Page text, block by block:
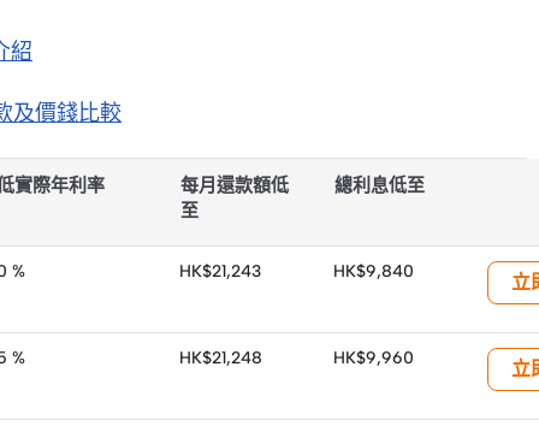
紹
及價錢比較
較、價錢攻略
實際年利率
每月還款額低
至
總利息低至
% HK$21,243 HK$9,840 立
% HK$21,248 HK$9,960 立